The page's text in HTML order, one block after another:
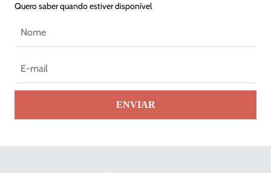
Quero saber quando estiver disponível
ENVIAR